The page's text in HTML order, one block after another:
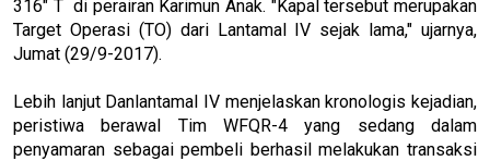
316" T di perairan Karimun Anak. "Kapal tersebut merupakan
Target Operasi (TO) dari Lantamal IV sejak lama," ujarnya,
Jumat (29/9-2017).
Lebih lanjut Danlantamal IV menjelaskan kronologis kejadian,
peristiwa berawal Tim WFQR-4 yang sedang dalam
penyamaran sebagai pembeli berhasil melakukan transaksi